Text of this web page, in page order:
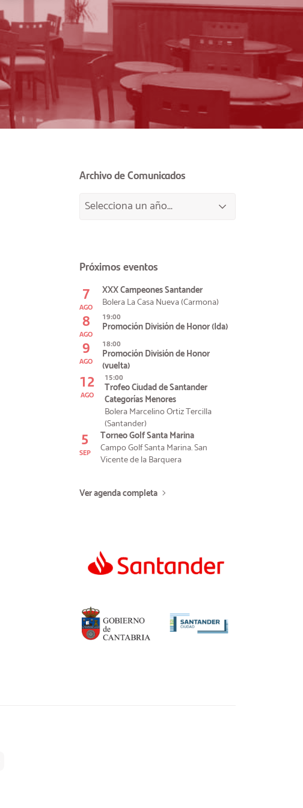
Archivo de Comunicados
Próximos eventos
7
AGO
XXX Campeones Santander
Bolera La Casa Nueva (Carmona)
8
AGO
19:00
Promoción División de Honor (Ida)
9
AGO
18:00
Promoción División de Honor
(vuelta)
12
AGO
15:00
Trofeo Ciudad de Santander
Categorías Menores
Bolera Marcelino Ortiz Tercilla
(Santander)
5
SEP
Torneo Golf Santa Marina
Campo Golf Santa Marina. San
Vicente de la Barquera
Ver agenda completa